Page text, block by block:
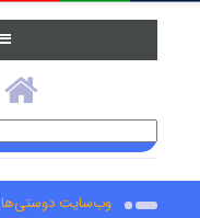
وب‌سایت دوستی‌ها